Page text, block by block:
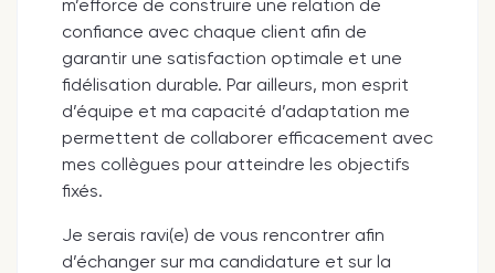
m’efforce de construire une relation de
confiance avec chaque client afin de
garantir une satisfaction optimale et une
fidélisation durable. Par ailleurs, mon esprit
d’équipe et ma capacité d’adaptation me
permettent de collaborer efficacement avec
mes collègues pour atteindre les objectifs
fixés.
Je serais ravi(e) de vous rencontrer afin
d’échanger sur ma candidature et sur la